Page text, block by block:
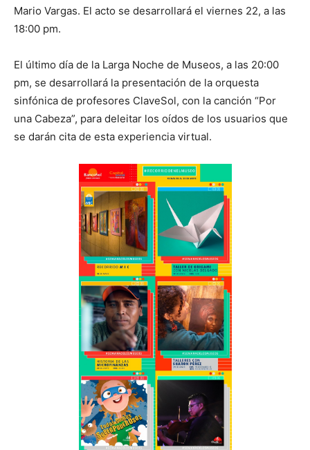
Mario Vargas. El acto se desarrollará el viernes 22, a las
18:00 pm.
El último día de la Larga Noche de Museos, a las 20:00
pm, se desarrollará la presentación de la orquesta
sinfónica de profesores ClaveSol, con la canción “Por
una Cabeza”, para deleitar los oídos de los usuarios que
se darán cita de esta experiencia virtual.